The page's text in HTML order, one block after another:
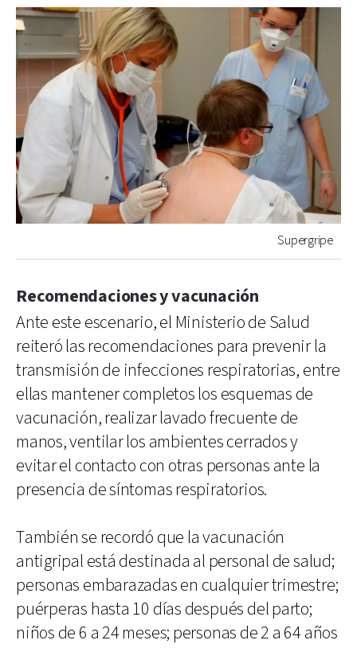
Supergripe
Recomendaciones y vacunación
Ante este escenario, el Ministerio de Salud
reiteró las recomendaciones para prevenir la
transmisión de infecciones respiratorias, entre
ellas mantener completos los esquemas de
vacunación, realizar lavado frecuente de
manos, ventilar los ambientes cerrados y
evitar el contacto con otras personas ante la
presencia de síntomas respiratorios.
También se recordó que la vacunación
antigripal está destinada al personal de salud;
personas embarazadas en cualquier trimestre;
puérperas hasta 10 días después del parto;
niños de 6 a 24 meses; personas de 2 a 64 años